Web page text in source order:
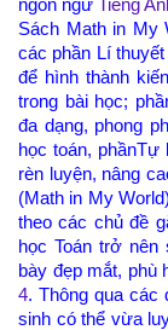
ngôn ngữ Tiếng
Sách Math in My
các phần Lí
để hình thành
trong bài học;
đa dạng, phong
học toán,
rèn luyện, nâng
(Math in My
theo các chủ đề
học Toán trở
bày đẹp mắt,
4. Thông qua các
sinh có thể vừa